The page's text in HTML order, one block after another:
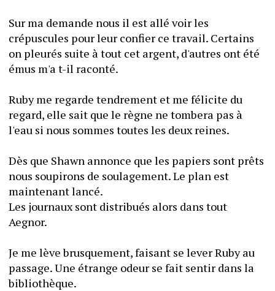
Sur ma demande nous il est allé voir les
crépuscules pour leur confier ce travail. Certains
on pleurés suite à tout cet argent, d'autres ont été
émus m'a t-il raconté.
Ruby me regarde tendrement et me félicite du
regard, elle sait que le règne ne tombera pas à
l'eau si nous sommes toutes les deux reines.
Dès que Shawn annonce que les papiers sont prêts
nous soupirons de soulagement. Le plan est
maintenant lancé.
Les journaux sont distribués alors dans tout
Aegnor.
Je me lève brusquement, faisant se lever Ruby au
passage. Une étrange odeur se fait sentir dans la
bibliothèque.